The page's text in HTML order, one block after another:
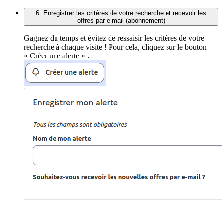
6. Enregistrer les critères de votre recherche et recevoir les
offres par e-mail (abonnement)
Gagnez du temps et évitez de ressaisir les critères de votre
recherche à chaque visite ! Pour cela, cliquez sur le bouton
« Créer une alerte » :